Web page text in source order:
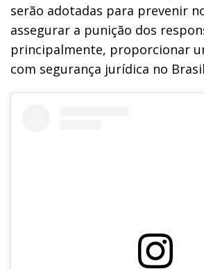
serão adotadas para prevenir
assegurar a punição dos
principalmente, proporcionar
com segurança jurídica no